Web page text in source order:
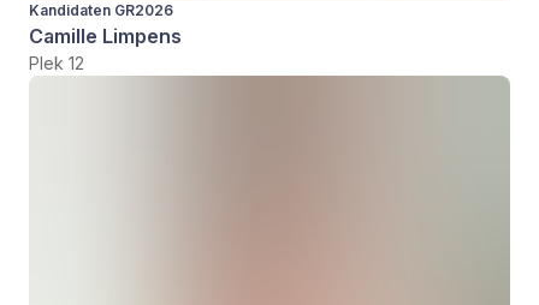
Kandidaten GR2026
Camille Limpens
Plek 12